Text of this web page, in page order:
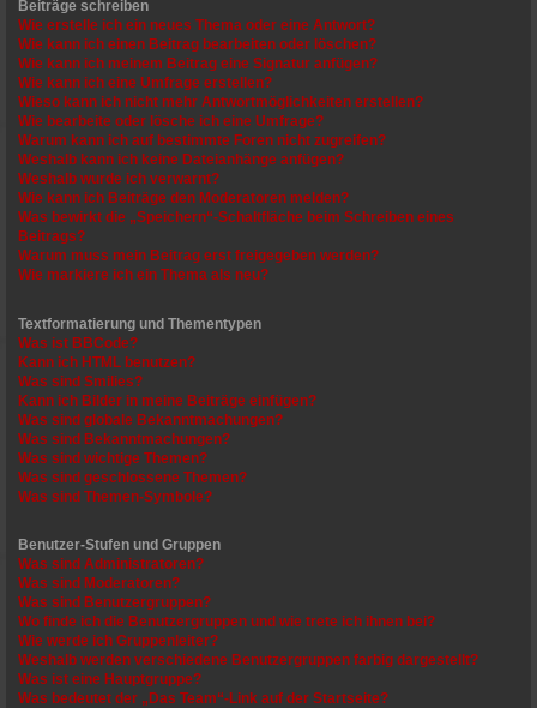
Beiträge schreiben
Wie erstelle ich ein neues Thema oder eine Antwort?
Wie kann ich einen Beitrag bearbeiten oder löschen?
Wie kann ich meinem Beitrag eine Signatur anfügen?
Wie kann ich eine Umfrage erstellen?
Wieso kann ich nicht mehr Antwortmöglichkeiten erstellen?
Wie bearbeite oder lösche ich eine Umfrage?
Warum kann ich auf bestimmte Foren nicht zugreifen?
Weshalb kann ich keine Dateianhänge anfügen?
Weshalb wurde ich verwarnt?
Wie kann ich Beiträge den Moderatoren melden?
Was bewirkt die „Speichern“-Schaltfläche beim Schreiben eines
Beitrags?
Warum muss mein Beitrag erst freigegeben werden?
Wie markiere ich ein Thema als neu?
Textformatierung und Thementypen
Was ist BBCode?
Kann ich HTML benutzen?
Was sind Smilies?
Kann ich Bilder in meine Beiträge einfügen?
Was sind globale Bekanntmachungen?
Was sind Bekanntmachungen?
Was sind wichtige Themen?
Was sind geschlossene Themen?
Was sind Themen-Symbole?
Benutzer-Stufen und Gruppen
Was sind Administratoren?
Was sind Moderatoren?
Was sind Benutzergruppen?
Wo finde ich die Benutzergruppen und wie trete ich ihnen bei?
Wie werde ich Gruppenleiter?
Weshalb werden verschiedene Benutzergruppen farbig dargestellt?
Was ist eine Hauptgruppe?
Was bedeutet der „Das Team“-Link auf der Startseite?